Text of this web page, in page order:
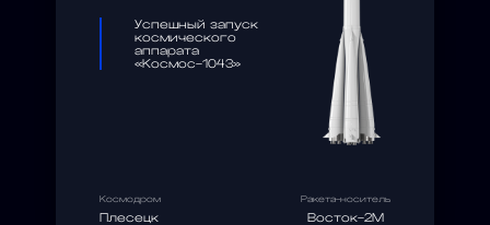
Успешный запуск
космического
аппарата
«Космос-1043»
Космодром
Плесецк
Ракета-носитель
Восток-2М